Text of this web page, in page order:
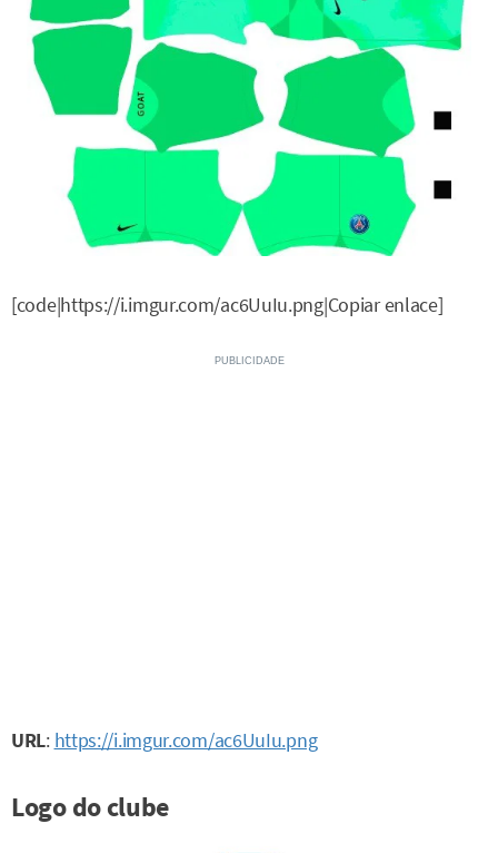
[code|https://i.imgur.com/ac6UuIu.png|Copiar enlace]
URL: https://i.imgur.com/ac6UuIu.png
Logo do clube